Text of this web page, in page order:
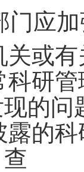
门应
关或
科研
的问
露的